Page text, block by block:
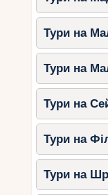
Тури на
Тури на
Тури на
Тури на
Тури на